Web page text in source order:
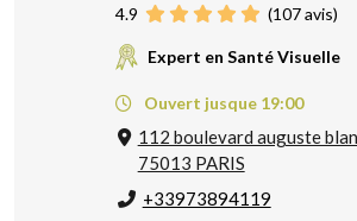
4.9 (107avis)
Expert en Santé Visuelle
Ouvert jusque 19:00
112 boulevard auguste
75013 PARIS
+33973894119